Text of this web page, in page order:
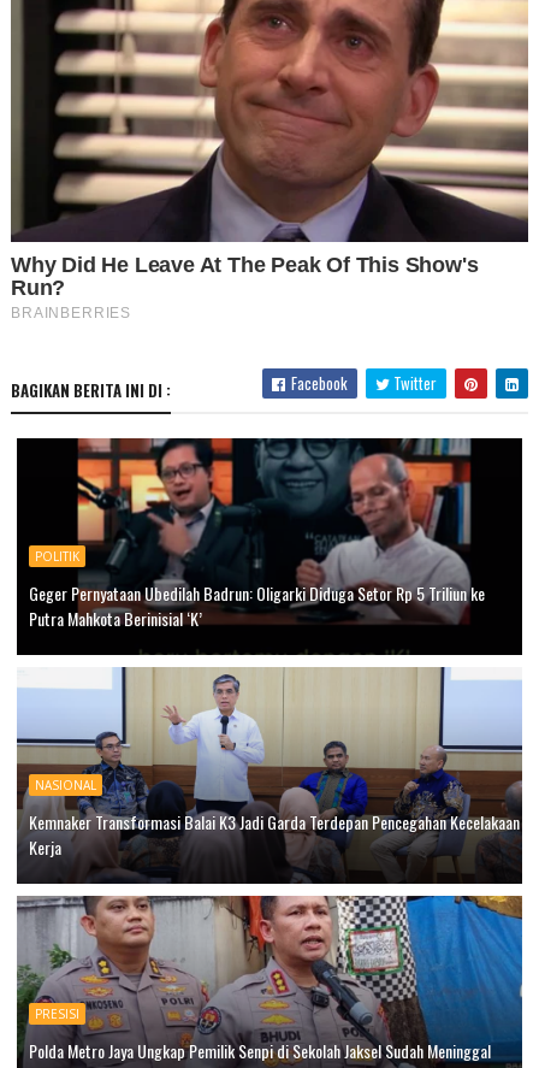
BAGIKAN BERITA INI DI : Facebook Twitter
POLITIK
Geger Pernyataan Ubedilah Badrun: Oligarki Diduga Setor Rp 5 Triliun ke
Putra Mahkota Berinisial ‘K’
NASIONAL
Kemnaker Transformasi Balai K3 Jadi Garda Terdepan Pencegahan Kecelakaan
Kerja
PRESISI
Polda Metro Jaya Ungkap Pemilik Senpi di Sekolah Jaksel Sudah Meninggal